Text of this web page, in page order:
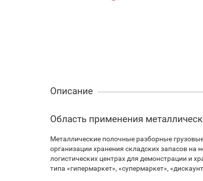
Описание
Область применения
Металлические полочные разборные
организации хранения складских запасов на
логистических центрах для демонстрации и
типа «гипермаркет», «супермаркет»,